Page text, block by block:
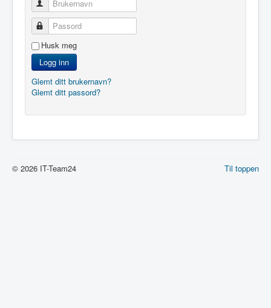
Brukernavn
Passord
Husk meg
Logg inn
Glemt ditt brukernavn?
Glemt ditt passord?
Til toppen
© 2026 IT-Team24